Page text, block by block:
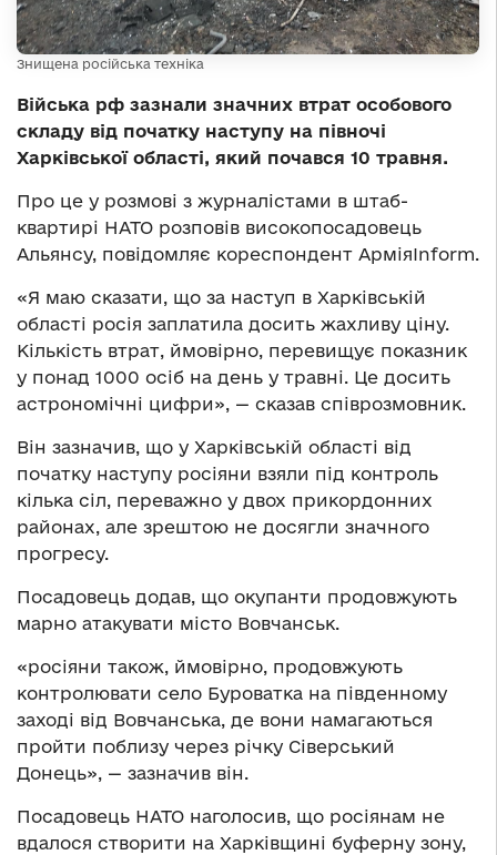
Знищена російська техніка
Війська рф зазнали значних втрат особового
складу від початку наступу на півночі
Харківської області, який почався 10 травня.
Про це у розмові з журналістами в штаб-
квартирі НАТО розповів високопосадовець
Альянсу, повідомляє кореспондент АрміяInform.
«Я маю сказати, що за наступ в Харківській
області росія заплатила досить жахливу ціну.
Кількість втрат, ймовірно, перевищує показник
у понад 1000 осіб на день у травні. Це досить
астрономічні цифри», — сказав співрозмовник.
Він зазначив, що у Харківській області від
початку наступу росіяни взяли під контроль
кілька сіл, переважно у двох прикордонних
районах, але зрештою не досягли значного
прогресу.
Посадовець додав, що окупанти продовжують
марно атакувати місто Вовчанськ.
«росіяни також, ймовірно, продовжують
контролювати село Буроватка на південному
заході від Вовчанська, де вони намагаються
пройти поблизу через річку Сіверський
Донець», — зазначив він.
Посадовець НАТО наголосив, що росіянам не
вдалося створити на Харківщині буферну зону,